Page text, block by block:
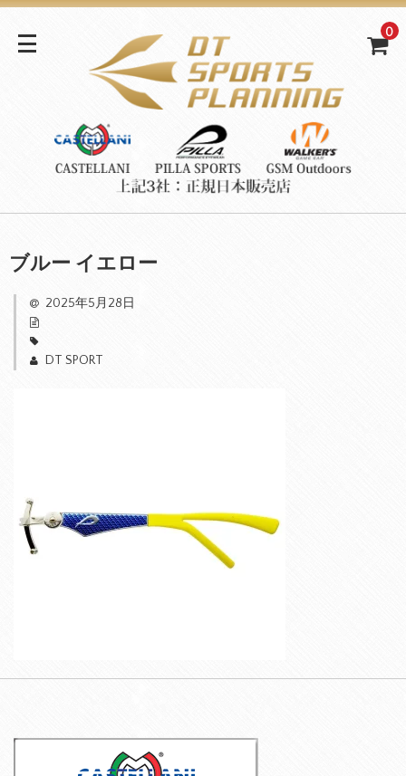
0
ブルー イエロー
2025年5月28日
DT SPORT